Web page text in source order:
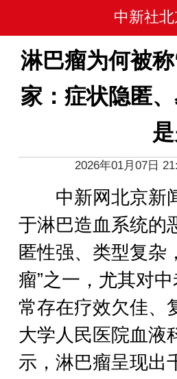
中新社
淋巴瘤为何被
家：症状隐匿
2026年01月07日
中新网北京新
于淋巴造血系统的
匿性强、类型复杂
瘤”之一，尤其对
常存在疗效欠佳、
大学人民医院血液
示，淋巴瘤呈现出